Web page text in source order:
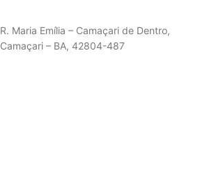
R. Maria Emília – Camaçari de Dentro,
Camaçari – BA, 42804-487